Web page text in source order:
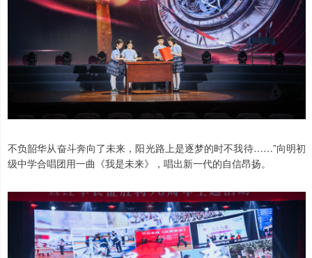
不负韶华从奋斗奔向了未来，阳光路上是逐梦的时不我待……”向明初
级中学合唱团用一曲《我是未来》，唱出新一代的自信昂扬。